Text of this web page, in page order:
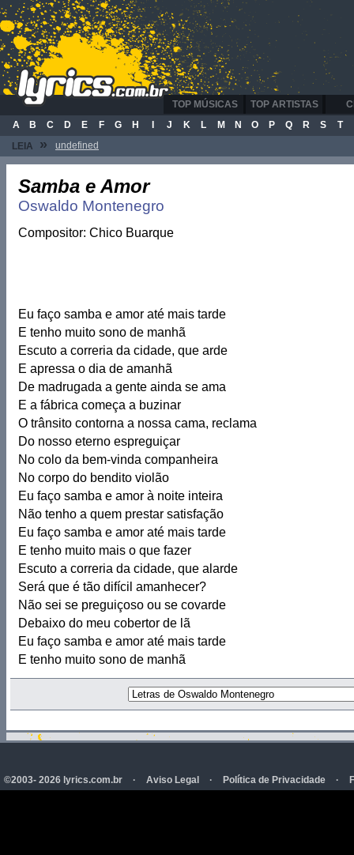
TOP ARTISTAS
TOP MÚSICAS
A
B C D E F G H J K L M N O P Q R S T
LEIA
» undefined
Samba e Amor
Oswaldo Montenegro
Compositor: Chico Buarque
Eu faço samba e amor até mais tarde
E tenho muito sono de manhã
Escuto a correria da cidade, que arde
E apressa o dia de amanhã
De madrugada a gente ainda se ama
E a fábrica começa a buzinar
O trânsito contorna a nossa cama, reclama
Do nosso eterno espreguiçar
No colo da bem-vinda companheira
No corpo do bendito violão
Eu faço samba e amor à noite inteira
Não tenho a quem prestar satisfação
Eu faço samba e amor até mais tarde
E tenho muito mais o que fazer
Escuto a correria da cidade, que alarde
Será que é tão difícil amanhecer?
Não sei se preguiçoso ou se covarde
Debaixo do meu cobertor de lã
Eu faço samba e amor até mais tarde
E tenho muito sono de manhã
©2003- 2026 lyrics.com.br · Aviso Legal · Política de Privacidade ·